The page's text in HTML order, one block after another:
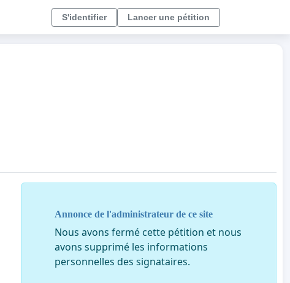
S'identifier Lancer une pétition
Annonce de l'administrateur de ce site
Nous avons fermé cette pétition et nous
avons supprimé les informations
personnelles des signataires.